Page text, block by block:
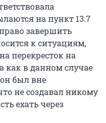
на пункт 13.7
завершить
к ситуациям,
перекресток на
как в данном случае
был вне
не создавал никому
ехать через